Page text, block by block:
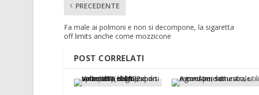
PRECEDENTE
Fa male ai polmoni e non si decompone, la sigaretta
off limits anche come mozzicone
POST CORRELATI